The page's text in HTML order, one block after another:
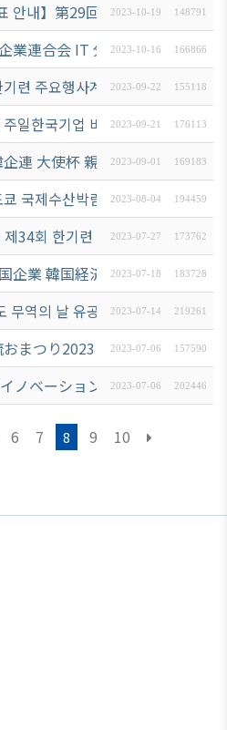
표 안내】第29回 韓企連 大使杯
2023-10-19 148791
業連合会 IT 分科委員会 開催案
2023-10-16 166866
련 주요행사계획2023-09-22 155118
일한국기업 비즈니스 애로조사
2023-09-21 176113
連 大使杯 親善 GOLF大会 開催
2023-09-01 169183
국제수산박람회 [제25회 재팬 인
2023-08-04 194459
제34회 한기련 CEO 포럼」開催
2023-07-27 173762
国企業 韓国経済視察団」참가 案
2023-07-18 183728
무역의 날 유공자 포상(특수유공자
2023-07-14 219261
まつり2023 in Tokyo] 開催 안
2023-07-06 157590
ノベーションリーダーズサミッ
2023-07-06 202446
6 7 8 9 10